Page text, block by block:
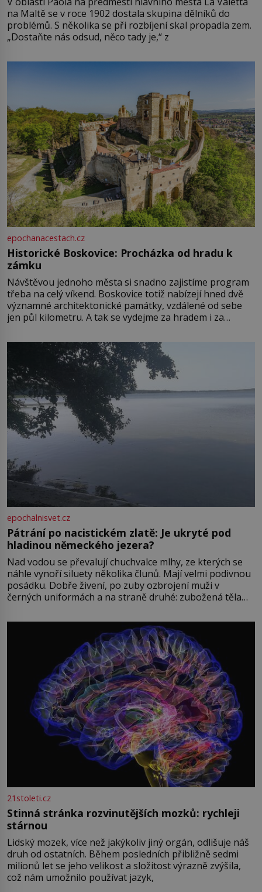
na Maltě se v roce 1902 dostala skupina dělníků do
problémů. S několika se při rozbíjení skal propadla zem.
„Dostaňte nás odsud, něco tady je,“ z
epochanacestach.cz
Historické Boskovice: Procházka od hradu k
zámku
Návštěvou jednoho města si snadno zajistíme program
třeba na celý víkend. Boskovice totiž nabízejí hned dvě
významné architektonické památky, vzdálené od sebe
jen půl kilometru. A tak se vydejme za hradem i za
Boskovice na okraji Drahanské vrchoviny vznikla někdy
ve13. století, a už v roce 1313 kronikáři zaznamenali
epochalnisvet.cz
Pátrání po nacistickém zlatě: Je ukryté pod
hladinou německého jezera?
Nad vodou se převalují chuchvalce mlhy, ze kterých se
náhle vynoří siluety několika člunů. Mají velmi podivnou
posádku. Dobře živení, po zuby ozbrojení muži v
černých uniformách a na straně druhé: zubožená těla
přízračná scéna znamená? Je jaro roku 1945, druhá
světová válka se chýlí ke konci. Jezero Stolpsee
21stoleti.cz
Stinná stránka rozvinutějších mozků: rychleji
stárnou
Lidský mozek, více než jakýkoliv jiný orgán, odlišuje náš
druh od ostatních. Během posledních přibližně sedmi
milionů let se jeho velikost a složitost výrazně zvýšila,
což nám umožnilo používat jazyk,